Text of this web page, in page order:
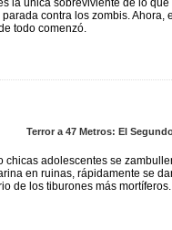
parada contra los zombis. Ahora,
todo comenzó.
Terror a 47 Metros: El
chicas adolescentes se
en ruinas, rápidamente se
de los tiburones más mortíferos.